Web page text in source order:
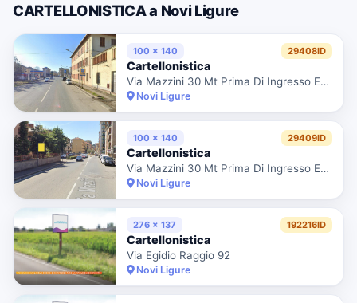
CARTELLONISTICA a Novi Ligure
100 x 140 29408ID
Cartellonistica
Via Mazzini 30 Mt Prima Di Ingresso Eurospin Dir. Centro Città
Novi Ligure
100 x 140 29409ID
Cartellonistica
Via Mazzini 30 Mt Prima Di Ingresso Eurospin Uscita Città
Novi Ligure
276 x 137 192216ID
Cartellonistica
Via Egidio Raggio 92
Novi Ligure